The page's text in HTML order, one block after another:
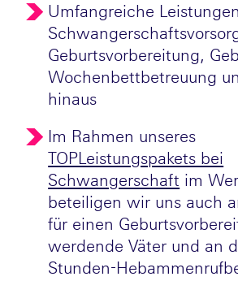
Umfangreiche
Geburtsvorbereitung,
Wochenbettbetreuung
hinaus
Im Rahmen unseres
TOPLeistungspakets bei
Schwangerschaft im
beteiligen wir uns auch
für einen
werdende Väter und an
Stunden-